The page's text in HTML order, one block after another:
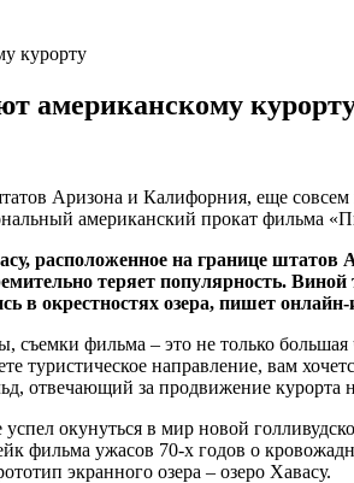
курорту
американскому
Аризона и Калифорния, еще
американский прокат фильма
расположенное на границе
теряет популярность.
в окрестностях озера, пишет
съемки фильма – это не только
туристическое направление, вам
отвечающий за продвижение курорта
успел окунуться в мир новой
фильма ужасов 70-х годов о
экранного озера – озеро Хавасу.